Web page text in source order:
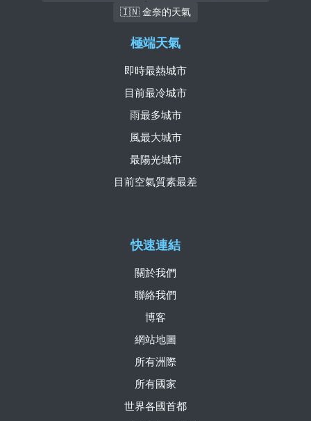
🇮🇳 金奈的天氣
快速連結
關於我們
聯絡我們
博客
網站地圖
所有洲際
所有國家
世界各國首都
極端天氣
即時最熱城市
目前最冷城市
雨最多城市
風最大城市
最陽光城市
目前空氣質素最差